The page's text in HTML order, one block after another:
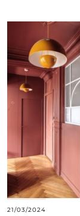
21/03/2024